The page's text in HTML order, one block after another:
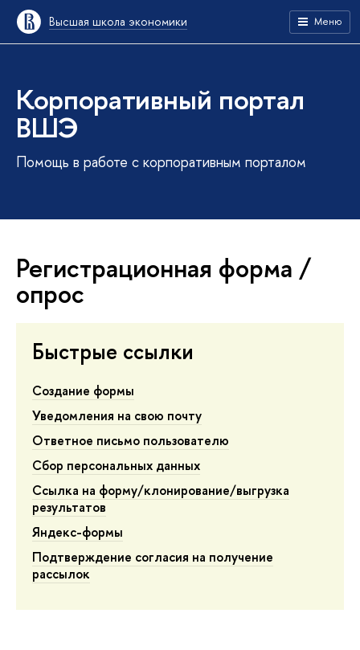
Высшая школа экономики Меню
Корпоративный портал
ВШЭ
Помощь в работе с корпоративным порталом
Регистрационная форма /
опрос
Быстрые ссылки
Создание формы
Уведомления на свою почту
Ответное письмо пользователю
Сбор персональных данных
Ссылка на форму/клонирование/выгрузка
результатов
Яндекс-формы
Подтверждение согласия на получение
рассылок